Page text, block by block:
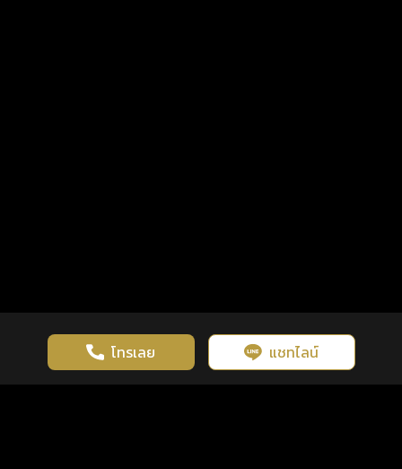
โทรเลย แชทไลน์
เว็บไซต์นี้มีการใช้งานคุกกี้ เพื่อเพิ่มประสิทธิภาพและประสบการณ์ที่ดี
ในการใช้งานเว็บไซต์ นโยบายความเป็นส่วนตัว
รู้ก่อน พร้อมกว่า ทุกจังหวะชีวิต คลิกดูดวงฟรี